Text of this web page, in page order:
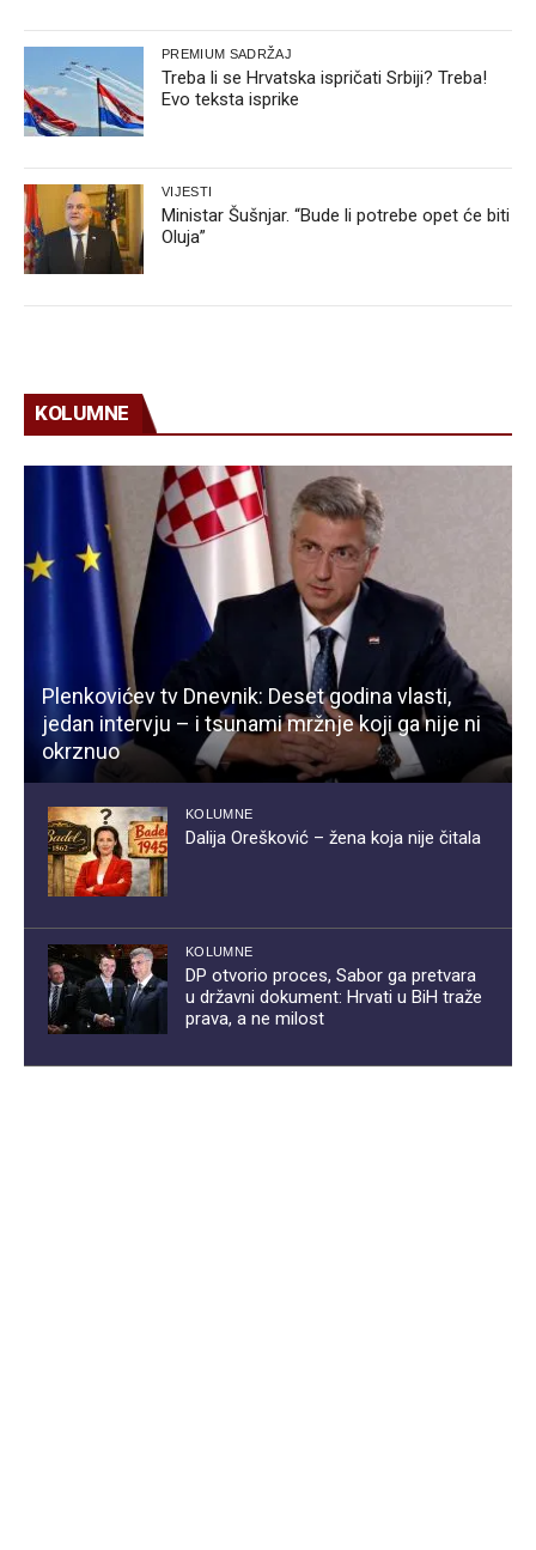
PREMIUM SADRŽAJ
Treba li se Hrvatska ispričati Srbiji? Treba!
Evo teksta isprike
VIJESTI
Ministar Šušnjar. “Bude li potrebe opet će biti
Oluja”
KOLUMNE
Plenkovićev tv Dnevnik: Deset godina vlasti,
jedan intervju – i tsunami mržnje koji ga nije ni
okrznuo
KOLUMNE
Dalija Orešković – žena koja nije čitala
KOLUMNE
DP otvorio proces, Sabor ga pretvara
u državni dokument: Hrvati u BiH traže
prava, a ne milost